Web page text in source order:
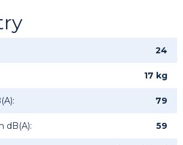
24
17 kg
: 79
dB(A): 59